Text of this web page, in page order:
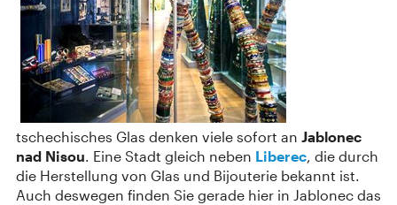
tschechisches Glas denken viele sofort an Jablonec
nad Nisou. Eine Stadt gleich neben Liberec, die durch
die Herstellung von Glas und Bijouterie bekannt ist.
Auch deswegen finden Sie gerade hier in Jablonec das